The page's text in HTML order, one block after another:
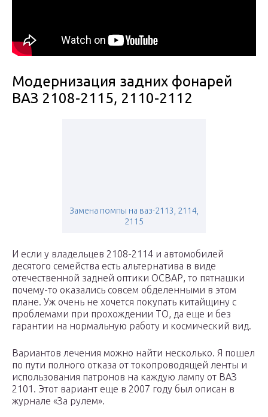
Модернизация задних фонарей
ВАЗ 2108-2115, 2110-2112
Замена помпы на ваз-2113, 2114,
2115
И если у владельцев 2108-2114 и автомобилей
десятого семейства есть альтернатива в виде
отечественной задней оптики ОСВАР, то пятнашки
почему-то оказались совсем обделенными в этом
плане. Уж очень не хочется покупать китайщину с
проблемами при прохождении ТО, да еще и без
гарантии на нормальную работу и космический вид.
Вариантов лечения можно найти несколько. Я пошел
по пути полного отказа от токопроводящей ленты и
использования патронов на каждую лампу от ВАЗ
2101. Этот вариант еще в 2007 году был описан в
журнале «За рулем».